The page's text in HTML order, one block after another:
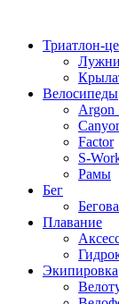
содержимому
Триатлон-
Велосипеды
Argon
Factor
S-
Рамы
Бег
Плавание
Экипировка